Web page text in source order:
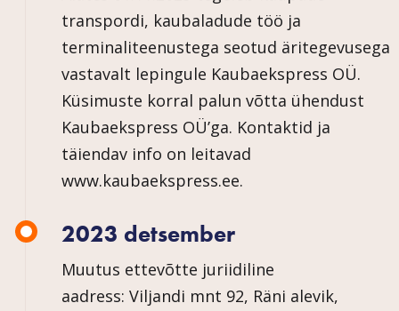
transpordi, kaubaladude töö ja
terminaliteenustega seotud äritegevusega
vastavalt lepingule Kaubaekspress OÜ.
Küsimuste korral palun võtta ühendust
Kaubaekspress OÜ’ga. Kontaktid ja
täiendav info on leitavad
www.kaubaekspress.ee.
2023 detsember
Muutus ettevõtte juriidiline
aadress: Viljandi mnt 92, Räni alevik,